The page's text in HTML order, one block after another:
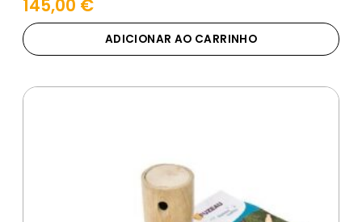
145,00 €
ADICIONAR AO CARRINHO